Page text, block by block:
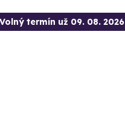
Volný termín už 09. 08. 2026